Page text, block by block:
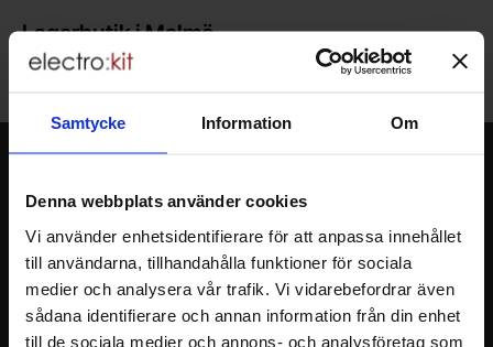
Samtycke Information Om
Denna webbplats använder cookies
Vi använder enhetsidentifierare för att anpassa innehållet
till användarna, tillhandahålla funktioner för sociala
medier och analysera vår trafik. Vi vidarebefordrar även
sådana identifierare och annan information från din enhet
till de sociala medier och annons- och analysföretag som
Lagerbutik i Malmö
Välkommen till vår nya lagerbutik i Malmö. Öppettider: vardagar
Jag önskar erbjudanden, rabatter och produktnyheter direkt till min
Du kommer att få ca 1 utskick / månad. Avbryt enkelt när du vill.